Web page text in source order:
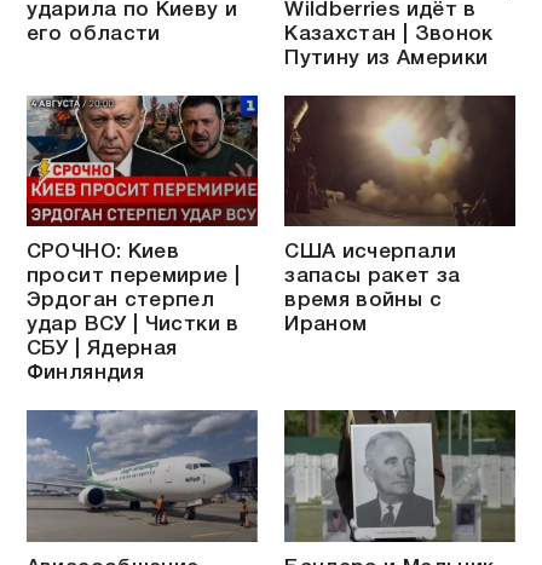
ударила по Киеву и
его области
Wildberries идёт в
Казахстан | Звонок
Путину из Америки
СРОЧНО: Киев
просит перемирие |
Эрдоган стерпел
удар ВСУ | Чистки в
СБУ | Ядерная
Финляндия
США исчерпали
запасы ракет за
время войны с
Ираном